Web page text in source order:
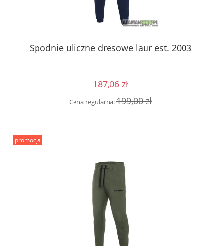
Spodnie uliczne dresowe laur est. 2003
187,06 zł
Cena regularna:199,00 zł
promocja